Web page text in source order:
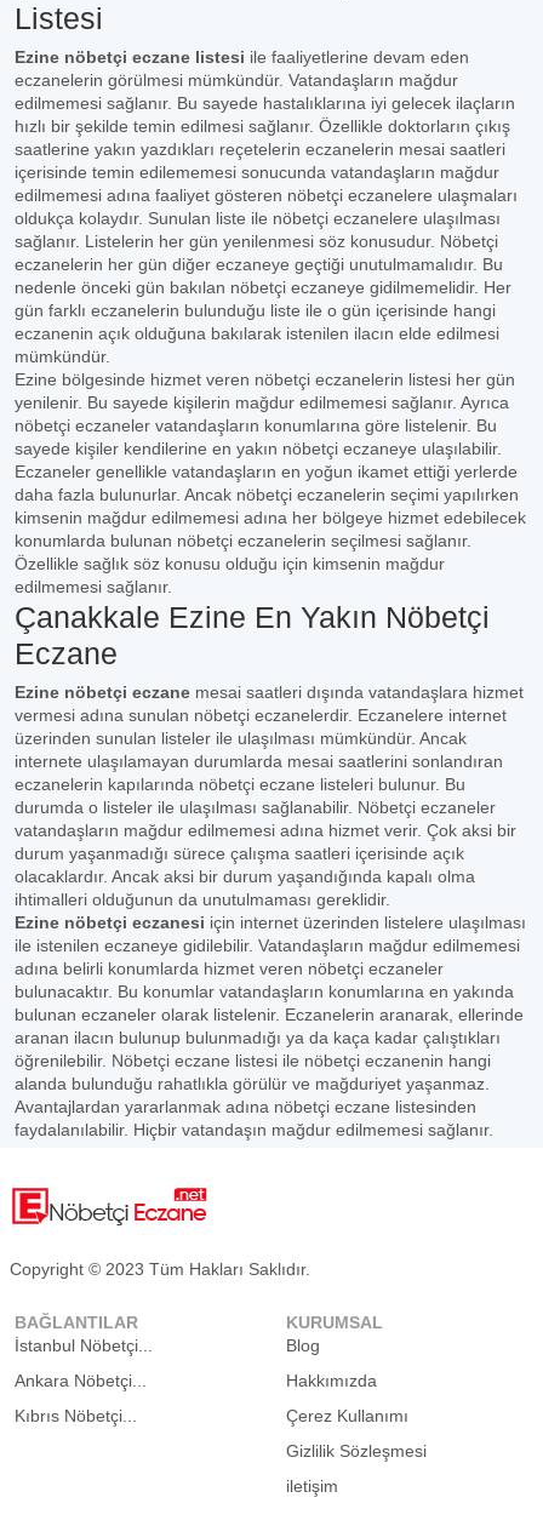
Listesi
Ezine nöbetçi eczane listesi ile faaliyetlerine devam eden
eczanelerin görülmesi mümkündür. Vatandaşların mağdur
edilmemesi sağlanır. Bu sayede hastalıklarına iyi gelecek ilaçların
hızlı bir şekilde temin edilmesi sağlanır. Özellikle doktorların çıkış
saatlerine yakın yazdıkları reçetelerin eczanelerin mesai saatleri
içerisinde temin edilememesi sonucunda vatandaşların mağdur
edilmemesi adına faaliyet gösteren nöbetçi eczanelere ulaşmaları
oldukça kolaydır. Sunulan liste ile nöbetçi eczanelere ulaşılması
sağlanır. Listelerin her gün yenilenmesi söz konusudur. Nöbetçi
eczanelerin her gün diğer eczaneye geçtiği unutulmamalıdır. Bu
nedenle önceki gün bakılan nöbetçi eczaneye gidilmemelidir. Her
gün farklı eczanelerin bulunduğu liste ile o gün içerisinde hangi
eczanenin açık olduğuna bakılarak istenilen ilacın elde edilmesi
mümkündür.
Ezine bölgesinde hizmet veren nöbetçi eczanelerin listesi her gün
yenilenir. Bu sayede kişilerin mağdur edilmemesi sağlanır. Ayrıca
nöbetçi eczaneler vatandaşların konumlarına göre listelenir. Bu
sayede kişiler kendilerine en yakın nöbetçi eczaneye ulaşılabilir.
Eczaneler genellikle vatandaşların en yoğun ikamet ettiği yerlerde
daha fazla bulunurlar. Ancak nöbetçi eczanelerin seçimi yapılırken
kimsenin mağdur edilmemesi adına her bölgeye hizmet edebilecek
konumlarda bulunan nöbetçi eczanelerin seçilmesi sağlanır.
Özellikle sağlık söz konusu olduğu için kimsenin mağdur
edilmemesi sağlanır.
Çanakkale Ezine En Yakın Nöbetçi
Eczane
Ezine nöbetçi eczane mesai saatleri dışında vatandaşlara hizmet
vermesi adına sunulan nöbetçi eczanelerdir. Eczanelere internet
üzerinden sunulan listeler ile ulaşılması mümkündür. Ancak
internete ulaşılamayan durumlarda mesai saatlerini sonlandıran
eczanelerin kapılarında nöbetçi eczane listeleri bulunur. Bu
durumda o listeler ile ulaşılması sağlanabilir. Nöbetçi eczaneler
vatandaşların mağdur edilmemesi adına hizmet verir. Çok aksi bir
durum yaşanmadığı sürece çalışma saatleri içerisinde açık
olacaklardır. Ancak aksi bir durum yaşandığında kapalı olma
ihtimalleri olduğunun da unutulmaması gereklidir.
Ezine nöbetçi eczanesi için internet üzerinden listelere ulaşılması
ile istenilen eczaneye gidilebilir. Vatandaşların mağdur edilmemesi
adına belirli konumlarda hizmet veren nöbetçi eczaneler
bulunacaktır. Bu konumlar vatandaşların konumlarına en yakında
bulunan eczaneler olarak listelenir. Eczanelerin aranarak, ellerinde
aranan ilacın bulunup bulunmadığı ya da kaça kadar çalıştıkları
öğrenilebilir. Nöbetçi eczane listesi ile nöbetçi eczanenin hangi
alanda bulunduğu rahatlıkla görülür ve mağduriyet yaşanmaz.
Avantajlardan yararlanmak adına nöbetçi eczane listesinden
faydalanılabilir. Hiçbir vatandaşın mağdur edilmemesi sağlanır.
Copyright © 2023 Tüm Hakları Saklıdır.
BAĞLANTILAR
İstanbul Nöbetçi...
Ankara Nöbetçi...
Kıbrıs Nöbetçi...
KURUMSAL
Blog
Hakkımızda
Çerez Kullanımı
Gizlilik Sözleşmesi
iletişim